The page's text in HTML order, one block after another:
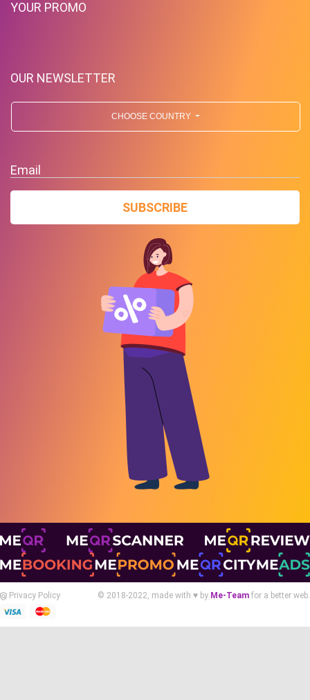
YOUR PROMO
OUR NEWSLETTER
CHOOSE COUNTRY
Email
SUBSCRIBE
Privacy Policy © 2018-2022, made with ♥ by Me-Team for a better web.